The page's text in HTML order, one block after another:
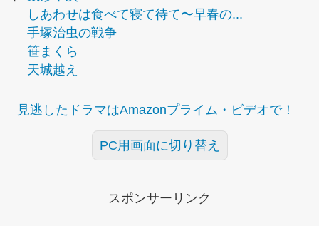
しあわせは食べて寝て待て〜早春の...
手塚治虫の戦争
笹まくら
天城越え
見逃したドラマはAmazonプライム・ビデオで！
PC用画面に切り替え
スポンサーリンク